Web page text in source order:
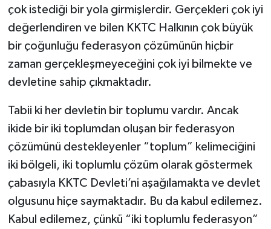
çok istediği bir yola girmişlerdir. Gerçekleri çok iyi
değerlendiren ve bilen KKTC Halkının çok büyük
bir çoğunluğu federasyon çözümünün hiçbir
zaman gerçekleşmeyeceğini çok iyi bilmekte ve
devletine sahip çıkmaktadır.
Tabii ki her devletin bir toplumu vardır. Ancak
ikide bir iki toplumdan oluşan bir federasyon
çözümünü destekleyenler “toplum” kelimeciğini
iki bölgeli, iki toplumlu çözüm olarak göstermek
çabasıyla KKTC Devleti’ni aşağılamakta ve devlet
olgusunu hiçe saymaktadır. Bu da kabul edilemez.
Kabul edilemez, çünkü “iki toplumlu federasyon”